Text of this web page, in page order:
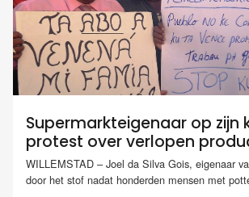
Supermarkteigenaar op zijn
protest over verlopen
WILLEMSTAD – Joel da Silva Gois, eigenaar
door het stof nadat honderden mensen met